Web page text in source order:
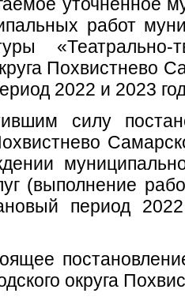
работ
«Театрально-
Похвистнево
2022 и 2023
силу
(выполнение
период
округа